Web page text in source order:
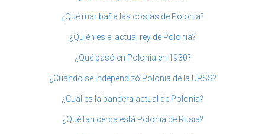
¿Qué mar baña las costas de Polonia?
¿Quién es el actual rey de Polonia?
¿Qué pasó en Polonia en 1930?
¿Cuándo se independizó Polonia de la URSS?
¿Cuál es la bandera actual de Polonia?
¿Qué tan cerca está Polonia de Rusia?